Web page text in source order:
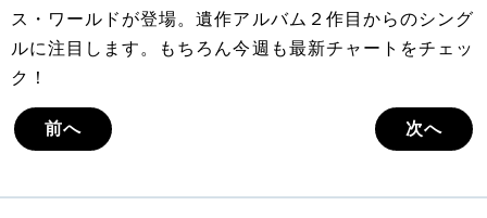
ス・ワールドが登場。遺作アルバム２作目からのシング
ルに注目します。もちろん今週も最新チャートをチェッ
ク！
前へ 次へ